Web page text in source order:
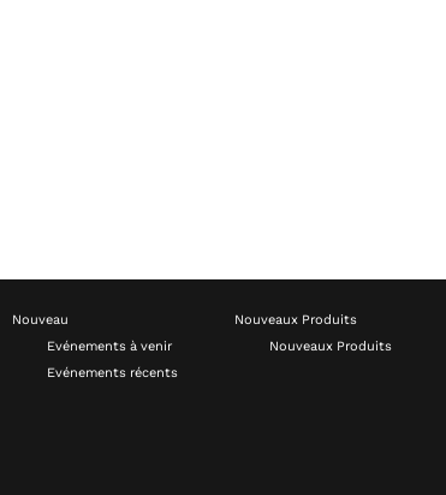
Nouveau
Evénements à venir
Evénements récents
Nouveaux Produits
Nouveaux Produits